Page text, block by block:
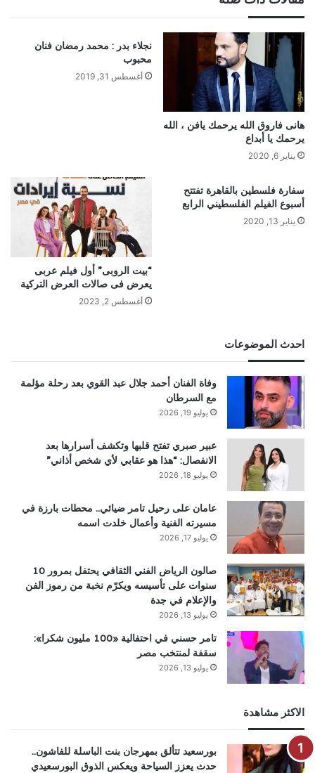
هانى فاروق الله يرحمك يافن ، الله
يرحمك يا أبداع
يناير 6, 2020
نجلاء بدر : محمد رمضان فنان
محبوب
أغسطس 31, 2019
سفارة فلسطين بالقاهرة تفتتح
أسبوع الفيلم الفلسطيني الرابع
يناير 13, 2020
“بيت الروبى” أول فيلم عربى
يعرض فى صالات العرض التركية
أغسطس 2, 2023
احدث الموضوعات
وفاة الفنان أحمد جلال عبد القوي بعد رحلة مؤلمة
مع السرطان
يوليو 19, 2026
عبير صبري تفتح قلبها وتكشف أسرارها بعد
الانفصال: “هذا هو عقابي لأي شخص أذاني”
يوليو 18, 2026
عامان على رحيل تامر ضيائي.. محطات بارزة في
مسيرته الفنية وأعمال خلدت اسمه
يوليو 17, 2026
صالون الرياض الفني الثقافي يحتفل بمرور 10
سنوات على تأسيسه ويكرّم نخبة من رموز الفن
والإعلام في جدة
يوليو 13, 2026
تامر حسني في احتفالية «100 مليون شكرا»:
سقفة لمنتخب مصر
يوليو 13, 2026
الاكثر مشاهدة
بورسعيد تتألق بمهرجان بنت الباسلة للفاشون..
حدث يعزز السياحة ويعكس الذوق البورسعيدي